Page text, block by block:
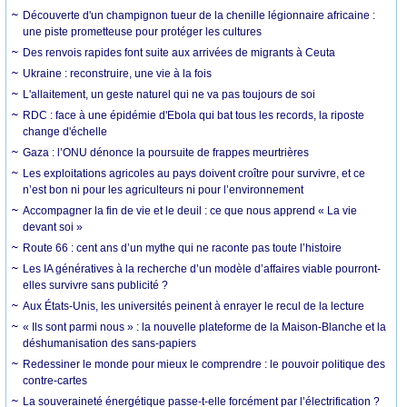
Découverte d'un champignon tueur de la chenille légionnaire africaine :
une piste prometteuse pour protéger les cultures
Des renvois rapides font suite aux arrivées de migrants à Ceuta
Ukraine : reconstruire, une vie à la fois
L'allaitement, un geste naturel qui ne va pas toujours de soi
RDC : face à une épidémie d'Ebola qui bat tous les records, la riposte
change d'échelle
Gaza : l’ONU dénonce la poursuite de frappes meurtrières
Les exploitations agricoles au pays doivent croître pour survivre, et ce
n’est bon ni pour les agriculteurs ni pour l’environnement
Accompagner la fin de vie et le deuil : ce que nous apprend « La vie
devant soi »
Route 66 : cent ans d’un mythe qui ne raconte pas toute l’histoire
Les IA génératives à la recherche d’un modèle d’affaires viable pourront-
elles survivre sans publicité ?
Aux États-Unis, les universités peinent à enrayer le recul de la lecture
« Ils sont parmi nous » : la nouvelle plateforme de la Maison-Blanche et la
déshumanisation des sans-papiers
Redessiner le monde pour mieux le comprendre : le pouvoir politique des
contre-cartes
La souveraineté énergétique passe-t-elle forcément par l’électrification ?